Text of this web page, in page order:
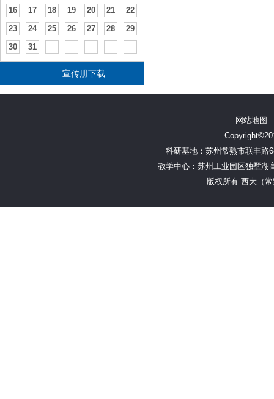
16
17 18 19 20 21
22
23
24 25 26 27 28
29
30
31
宣传册下载
网站地图
科研基地：苏州常熟市联丰路
教学中心：苏州工业园区独墅湖
版权所有 西大（